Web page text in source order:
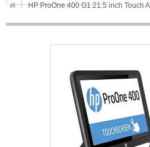
HP ProOne 400 G1 21.5 inch Touch